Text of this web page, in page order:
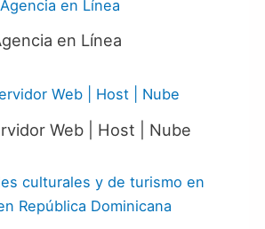
en Línea
Web | Host | Nube